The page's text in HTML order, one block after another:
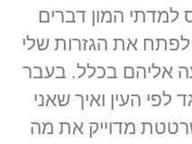
למדתי המון דברים
לפתח את הגזרות שלי
אליהם בכלל. בעבר
העין ואיך שאני
מדוייק את מה